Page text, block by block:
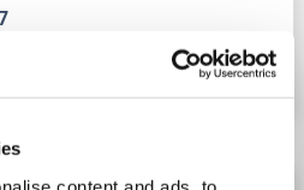
Détails